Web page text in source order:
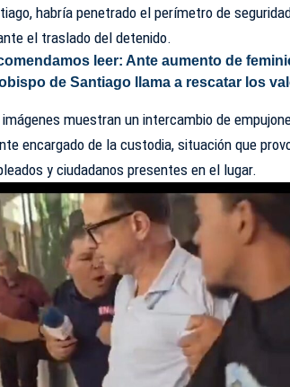
habría penetrado el perímetro de
el traslado del detenido.
leer:Ante aumento de
de Santiago llama a rescatar los
imágenes muestran un intercambio de
encargado de la custodia, situación que
y ciudadanos presentes en el lugar.